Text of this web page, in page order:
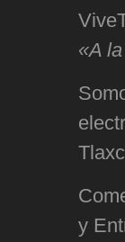
«A
y